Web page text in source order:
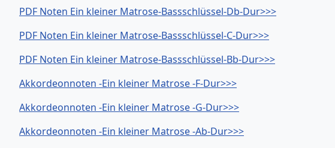
PDF Noten Ein kleiner Matrose-Bassschlüssel-Db-Dur>>>
PDF Noten Ein kleiner Matrose-Bassschlüssel-C-Dur>>>
PDF Noten Ein kleiner Matrose-Bassschlüssel-Bb-Dur>>>
Akkordeonnoten -Ein kleiner Matrose -F-Dur>>>
Akkordeonnoten -Ein kleiner Matrose -G-Dur>>>
Akkordeonnoten -Ein kleiner Matrose -Ab-Dur>>>